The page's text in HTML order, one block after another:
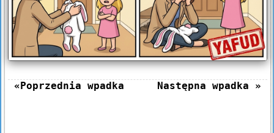
«Poprzednia wpadka Następna wpadka »